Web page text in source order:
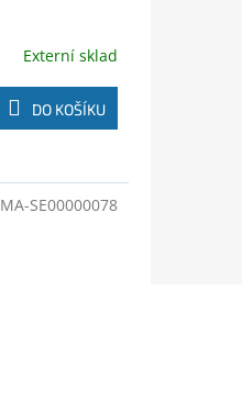
Externí sklad
DO KOŠÍKU
MA-SE00000078